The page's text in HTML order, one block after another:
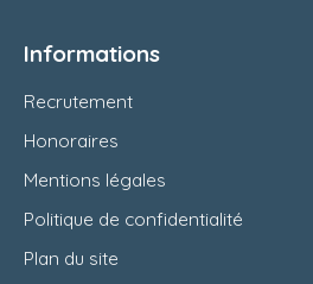
Informations
Recrutement
Honoraires
Mentions légales
Politique de confidentialité
Plan du site